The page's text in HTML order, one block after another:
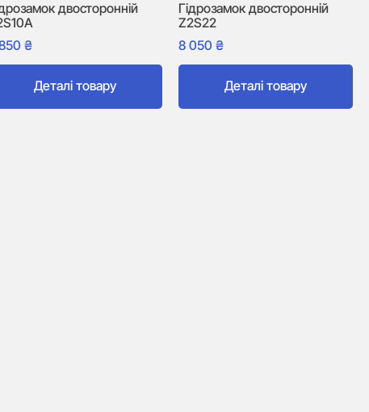
двосторонній
₴
Деталі товару
Гідрозамок двосторонній
Z2S22
8 050 ₴
Деталі товару